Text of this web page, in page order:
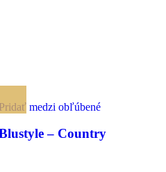
medzi obľúbené
– Country